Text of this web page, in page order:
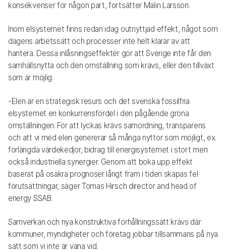
konsekvenser för någon part, fortsätter Malin Larsson.
Inom elsystemet finns redan idag outnyttjad effekt, något som
dagens arbetssätt och processer inte helt klarar av att
hantera. Dessa inlåsningseffekter gör att Sverige inte får den
samhällsnytta och den omställning som krävs, eller den tillväxt
som är möjlig.
-Elen är en strategisk resurs och det svenska fossilfria
elsystemet en konkurrensfördel i den pågående gröna
omställningen. För att lyckas krävs samordning, transparens
och att vi med elen genererar så många nyttor som möjligt, ex.
förlängda värdekedjor, bidrag till energisystemet i stort men
också industriella synergier. Genom att boka upp effekt
baserat på osäkra prognoser långt fram i tiden skapas fel
förutsättningar, säger Tomas Hirsch director and head of
energy SSAB.
Samverkan och nya konstruktiva förhållningssätt krävs där
kommuner, myndigheter och företag jobbar tillsammans på nya
sätt som vi inte är vana vid.